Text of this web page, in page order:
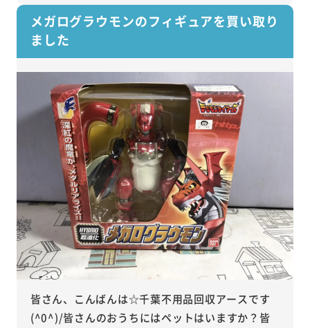
メガログラウモンのフィギュアを買い取り
ました
皆さん、こんばんは☆千葉不用品回収アースです
(^0^)/皆さんのおうちにはペットはいますか？皆